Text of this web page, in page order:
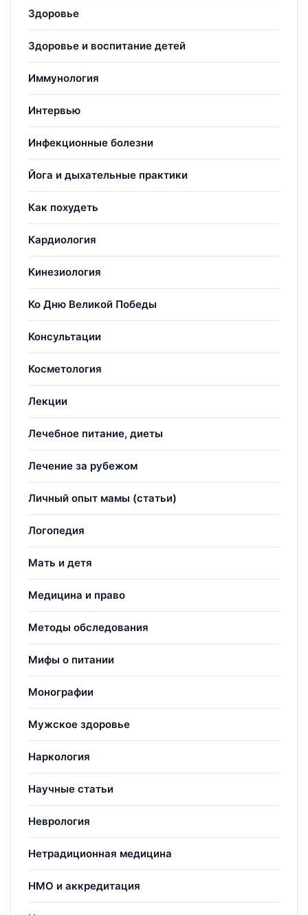
Здоровье
Здоровье и воспитание детей
Иммунология
Интервью
Инфекционные болезни
Йога и дыхательные практики
Как похудеть
Кардиология
Кинезиология
Ко Дню Великой Победы
Консультации
Косметология
Лекции
Лечебное питание, диеты
Лечение за рубежом
Личный опыт мамы (статьи)
Логопедия
Мать и детя
Медицина и право
Методы обследования
Мифы о питании
Монографии
Мужское здоровье
Наркология
Научные статьи
Неврология
Нетрадиционная медицина
НМО и аккредитация